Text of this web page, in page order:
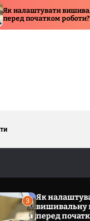
машину
3
Як
перед